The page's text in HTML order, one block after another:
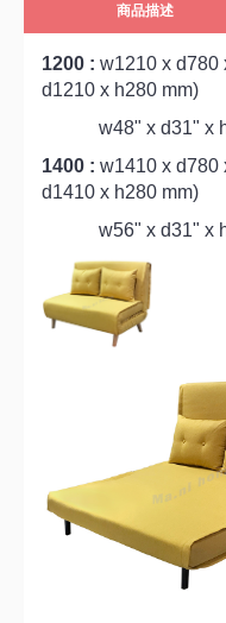
商品描述
1200 : w1210 x d780
d1210 x h280 mm)
w48" x d31" x
1400 : w1410 x d780
d1410 x h280 mm)
w56" x d31" x